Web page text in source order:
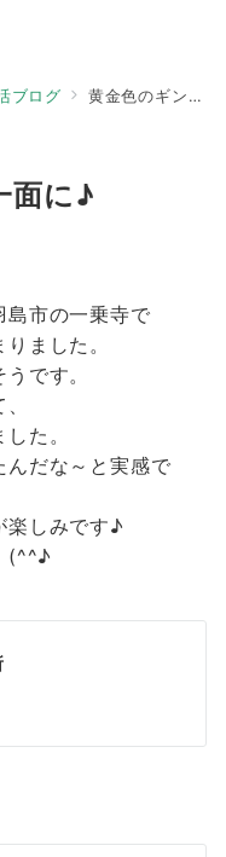
ブログ 黄金色のギンナンが一面に♪
面に♪
島市の一乗寺で
ました。
です。
た。
んだな～と実感で
楽しみです♪
(^^♪